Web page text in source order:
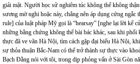
giải mật. Người học sử nghiêm túc không thể không
sương mờ nghi hoặc này, chẳng nên áp dụng cứng ngắc
rule] của luật pháp Mỹ gọi là “hearsay” [nghe lại lời kể
những bằng chứng không thể bài bác khác, sau khi
thực đã ve vãn Hà Nội, tìm cách gặp đại biểu Hà Nội,
sự thỏa thuận Bắc-Nam có thể trở thành sự thực vào
Bạch Đằng nói với tôi, trong dịp phỏng vấn ở Sài Gòn